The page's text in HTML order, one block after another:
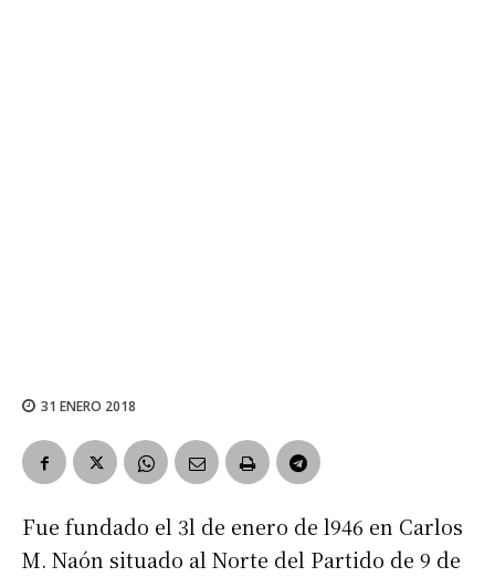
31 ENERO 2018
Fue fundado el 3l de enero de l946 en Carlos
M. Naón situado al Norte del Partido de 9 de